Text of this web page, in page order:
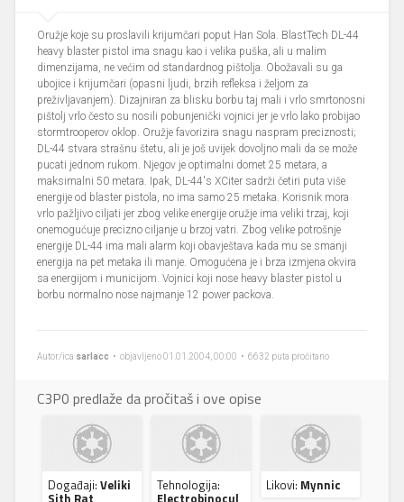
Oružje koje su proslavili krijumčari poput Han Sola. BlastTech DL-44
heavy blaster pistol ima snagu kao i velika puška, ali u malim
dimenzijama, ne većim od standardnog pištolja. Obožavali su ga
ubojice i krijumčari (opasni ljudi, brzih refleksa i željom za
preživljavanjem). Dizajniran za blisku borbu taj mali i vrlo smrtonosni
pištolj vrlo često su nosili pobunjenički vojnici jer je vrlo lako probijao
stormtrooperov oklop. Oružje favorizira snagu naspram preciznosti;
DL-44 stvara strašnu štetu, ali je još uvijek dovoljno mali da se može
pucati jednom rukom. Njegov je optimalni domet 25 metara, a
maksimalni 50 metara. Ipak, DL-44's XCiter sadrži četiri puta više
energije od blaster pistola, no ima samo 25 metaka. Korisnik mora
vrlo pažljivo ciljati jer zbog velike energije oružje ima veliki trzaj, koji
onemogućuje precizno ciljanje u brzoj vatri. Zbog velike potrošnje
energije DL-44 ima mali alarm koji obavještava kada mu se smanji
energija na pet metaka ili manje. Omogućena je i brza izmjena okvira
sa energijom i municijom. Vojnici koji nose heavy blaster pistol u
borbu normalno nose najmanje 12 power packova.
Autor/ica sarlacc • objavljeno 01.01.2004, 00:00 • 6632 puta pročitano
C3P0 predlaže da pročitaš i ove opise
Događaji: Veliki Tehnologija: Likovi: Mynnic